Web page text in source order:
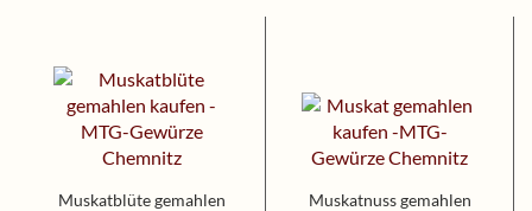
Muskatblüte gemahlen
Muskatnuss gemahlen